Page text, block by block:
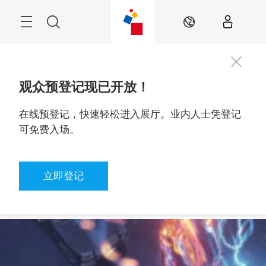
NavigationSearch ZH
观众预登记现已开放！
在线预登记，快速轻松进入展厅。业内人士凭登记
可免费入场。
立即登记
2026年9月24至27日
了解更多